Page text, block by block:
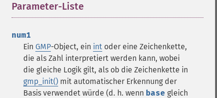
Parameter-Liste
num1
Ein GMP-Object, ein int oder eine Zeichenkette,
die als Zahl interpretiert werden kann, wobei
die gleiche Logik gilt, als ob die Zeichenkette in
gmp_init() mit automatischer Erkennung der
Basis verwendet würde (d. h. wenn base gleich